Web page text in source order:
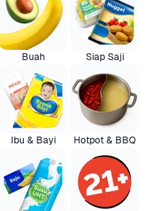
Buah Siap Saji
Ibu & Bayi Hotpot & BBQ